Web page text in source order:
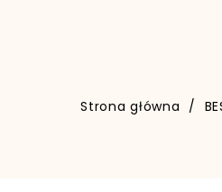
Strona główna